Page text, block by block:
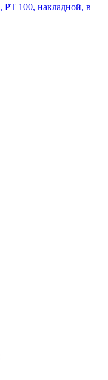
PT 100, накладной, в